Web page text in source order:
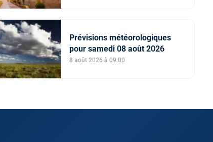
Prévisions météorologiques
pour samedi 08 août 2026
8 août 2026 à 09:00